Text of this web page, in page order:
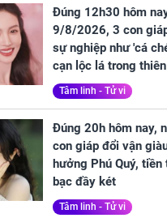
Đúng 12h30 hôm
9/8/2026, 3 con
sự nghiệp như 'cá
cạn lộc lá trong
Tâm linh - Tử vi
Đúng 20h hôm nay,
con giáp đổi vận
hưởng Phú Quý,
bạc đầy két
Tâm linh - Tử vi